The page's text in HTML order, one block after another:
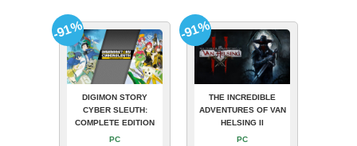
DIGIMON STORY
CYBER SLEUTH:
COMPLETE EDITION
PC
-91%
THE INCREDIBLE
ADVENTURES OF VAN
HELSING II
PC
-91%